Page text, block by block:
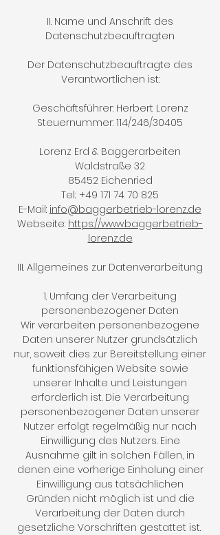
II. Name und Anschrift des
Datenschutzbeauftragten
Der Datenschutzbeauftragte des
Verantwortlichen ist:
Geschäftsführer: Herbert Lorenz
Steuernummer: 114/246/30405
Lorenz Erd & Baggerarbeiten
Waldstraße 32
85452 Eichenried
Tel.: +49 171 74 70 825
E-Mail: info@baggerbetrieb-lorenz.de
Webseite: https://www.baggerbetrieb-
lorenz.de
III. Allgemeines zur Datenverarbeitung
1. Umfang der Verarbeitung
personenbezogener Daten
Wir verarbeiten personenbezogene
Daten unserer Nutzer grundsätzlich
nur, soweit dies zur Bereitstellung einer
funktionsfähigen Website sowie
unserer Inhalte und Leistungen
erforderlich ist. Die Verarbeitung
personenbezogener Daten unserer
Nutzer erfolgt regelmäßig nur nach
Einwilligung des Nutzers. Eine
Ausnahme gilt in solchen Fällen, in
denen eine vorherige Einholung einer
Einwilligung aus tatsächlichen
Gründen nicht möglich ist und die
Verarbeitung der Daten durch
gesetzliche Vorschriften gestattet ist.